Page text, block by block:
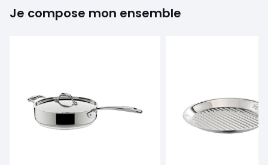
Je compose mon ensemble